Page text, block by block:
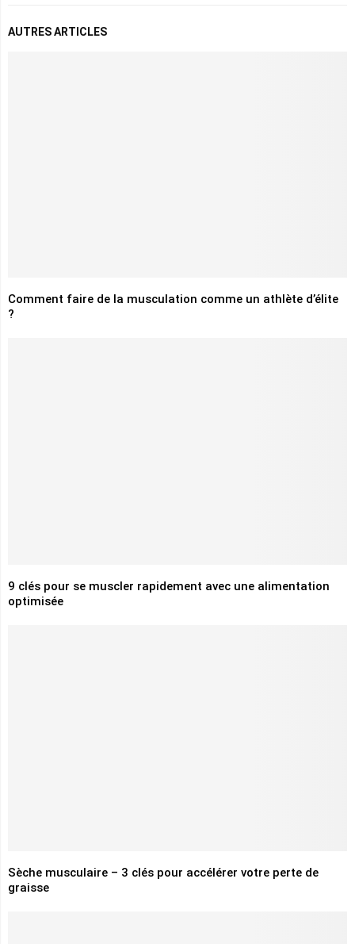
AUTRES ARTICLES
Comment faire de la musculation comme un athlète d’élite
?
9 clés pour se muscler rapidement avec une alimentation
optimisée
Sèche musculaire – 3 clés pour accélérer votre perte de
graisse